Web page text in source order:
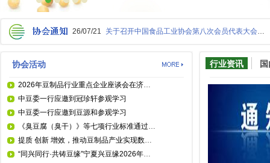
关于召开中国食品工业协会第八次会员代表大会暨食品安全标准与法规会议的通知
26/07/21
协会活动
2026年豆制品行业重点企业座谈会在济南召开（附会议纪要）
中豆委一行应邀到冠珍轩参观学习
中豆委一行应邀到豆源和参观学习
《臭豆腐（臭干）》等七项行业标准通过审查
提质 创新 增效，推动豆制品产业实现数量和质量全面发展——专访中国豆制品专业委员会常务副主任兼秘书长 吴月芳
“同兴同行·共铸豆缘”宁夏兴豆缘2026年度盛典圆满举办
行业资讯